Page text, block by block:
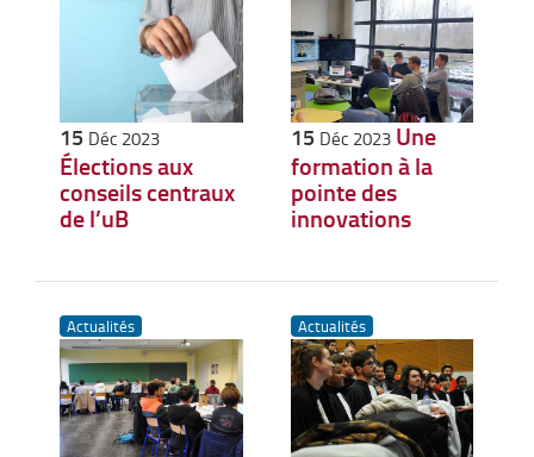
15 Déc 2023
Élections aux
conseils centraux
de l’uB
15 Déc 2023 Une
formation à la
pointe des
innovations
Actualités Actualités